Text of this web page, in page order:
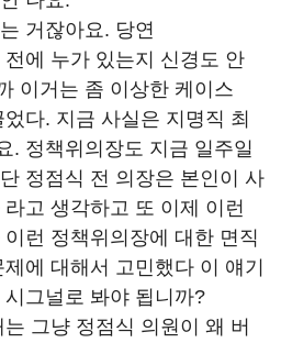
거잖아요. 당연
전에 누가 있는지 신경도 안
이거는 좀 이상한 케이스
다. 지금 사실은 지명직 최
. 정책위의장도 지금 일주일
정점식 전 의장은 본인이 사
고 생각하고 또 이제 이런
런 정책위의장에 대한 면직
에 대해서 고민했다 이 얘기
그널로 봐야 됩니까?
그냥 정점식 의원이 왜 버